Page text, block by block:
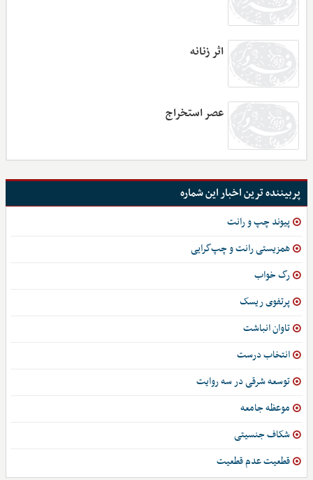
اثر زنانه
عصر استخراج
پربیننده ترین اخبار این شماره
پیوند چپ و رانت
همزیستی رانت و چپ‌گرایی
رگ خواب
پرتفوی ریسک
تاوان انباشت
انتخاب درست
توسعه شرقی در سه روایت
موعظه جامعه
شکاف جنسیتی
قطعیت عدم قطعیت